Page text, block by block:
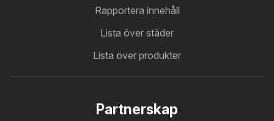
Rapportera innehåll
Lista över städer
Lista över produkter
Partnerskap